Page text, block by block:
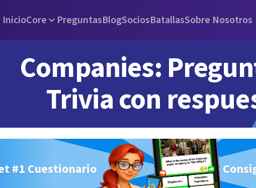
InicioCore PreguntasBlogSociosBatallasSobre Nosotros
Companies:
Trivia con
#1 Cuestionario